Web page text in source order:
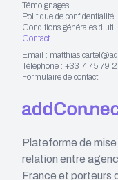
Témoignages
Politique de confidentialité
Conditions générales
Contact
Email :
Téléphone : +33 7 75 79
Formulaire de contact
Plateforme de mise
relation entre
France et porteurs